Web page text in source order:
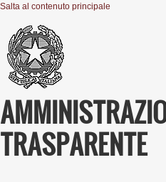
Salta al contenuto principale
TRASPARENTE